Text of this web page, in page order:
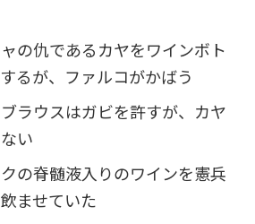
の仇であるカヤをワインボト
るが、ファルコがかばう
ラウスはガビを許すが、カヤ
い
の脊髄液入りのワインを憲兵
ませていた